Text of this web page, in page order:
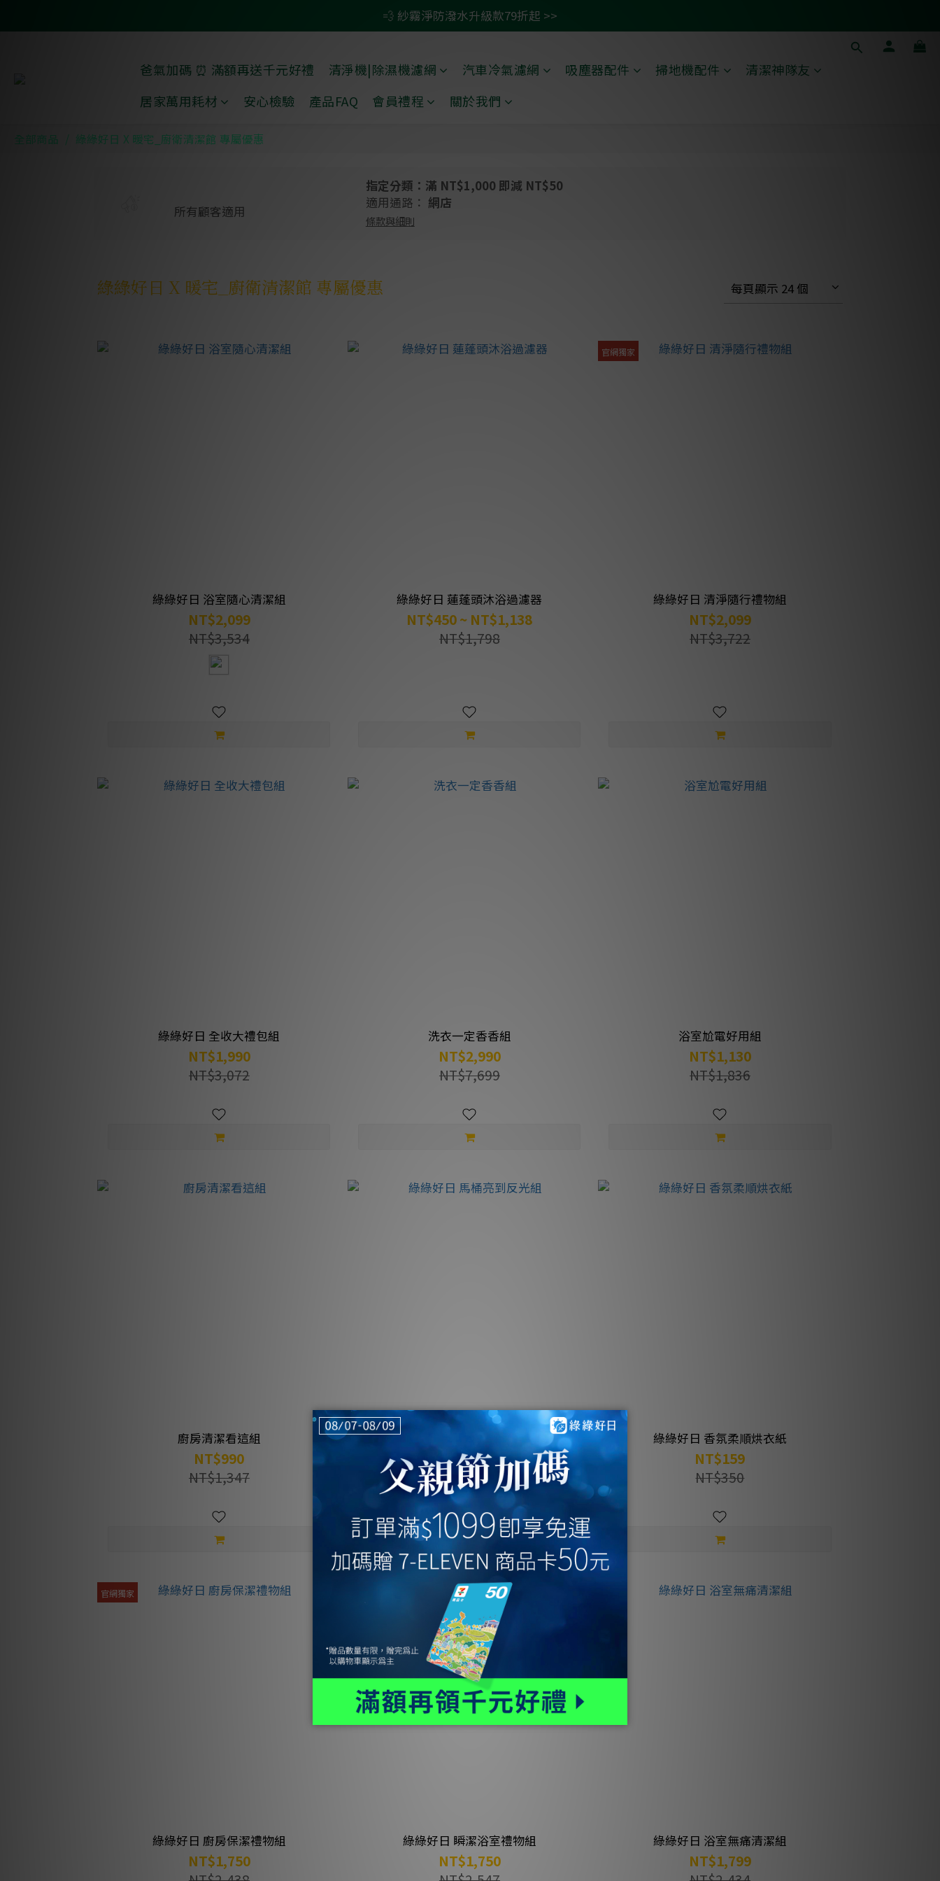
🚗 汽車濾網買一送一 >>
💫 清淨/除濕機濾網任二件 贈除臭活性碳包 >>
爸氣加碼 ⏰ 滿額再送千元好禮 清淨機|除濕機濾網 汽車冷氣濾網 吸塵器配件 掃地機配件
清潔神隊友
居家萬用耗材
安心檢驗 產品FAQ 會員禮程 關於我們
全部商品 綠綠好日 X 暖宅_廚衛清潔館 專屬優惠
所有顧客適用
指定分類：滿 NT$1,000 即減 NT$50
適用通路： 網店
條款與細則
綠綠好日 X 暖宅_廚衛清潔館 專屬優惠 每頁顯示 24 個
綠綠好日 浴室隨心清潔組
NT$2,099
NT$3,534
綠綠好日 蓮蓬頭沐浴過濾器
NT$450 ~ NT$1,138
NT$1,798
官網獨家
綠綠好日 清淨隨行禮物組
NT$2,099
NT$3,722
綠綠好日 全收大禮包組
NT$1,990
NT$3,072
洗衣一定香香組
NT$2,990
NT$7,699
浴室尬電好用組
NT$1,130
NT$1,836
廚房清潔看這組
NT$990
NT$1,347
綠綠好日 馬桶亮到反光組
NT$649
NT$1,049
綠綠好日 香氛柔順烘衣紙
NT$159
NT$350
官網獨家
綠綠好日 廚房保潔禮物組
NT$1,750
綠綠好日 瞬潔浴室禮物組
NT$1,750
綠綠好日 浴室無痛清潔組
NT$1,799